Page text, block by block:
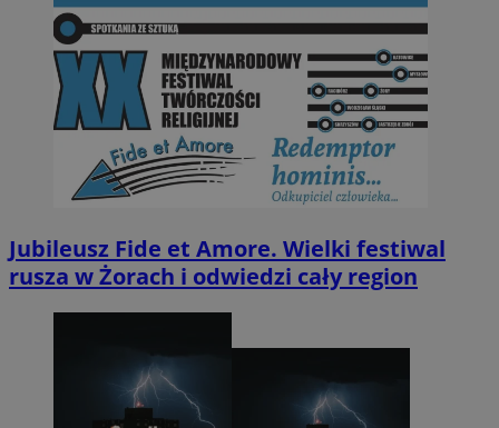
Jubileusz Fide et Amore. Wielki festiwal
rusza w Żorach i odwiedzi cały region